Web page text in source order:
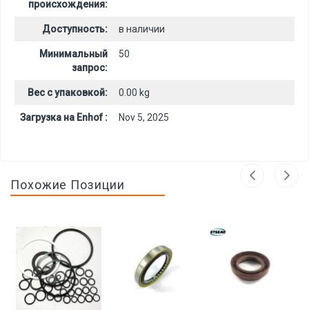
происхождения:
Доступность: в наличии
Минимальный
запрос:
50
Вес с упаковкой: 0.00 kg
Загрузка на Enhof : Nov 5, 2025
Похожие Позиции